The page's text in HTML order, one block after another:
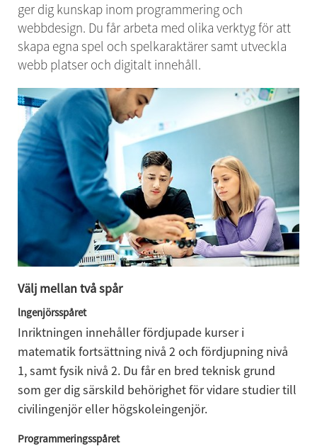
ger dig kunskap inom programmering och
webbdesign. Du får arbeta med olika verktyg för att
skapa egna spel och spelkaraktärer samt utveckla
webb­ platser och digitalt innehåll.
Välj mellan två spår
lngenjörsspåret
Inriktningen innehåller fördjupade kurser i
matematik fortsättning nivå 2 och fördjupning nivå
1, samt fysik nivå 2. Du får en bred teknisk grund
som ger dig särskild behörighet för vidare studier till
civilingenjör eller högskoleingenjör.
Programmeringsspåret